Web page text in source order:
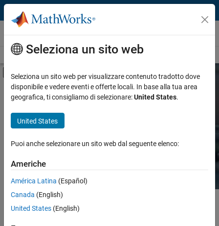
Vai al contenuto
Hardware Support
Overview Search Hardware Support Request Hardware Support
Attiva/disattiva menu di navigazione
Product
Product Family and Category
Protocol or Standard
Search Hardware
MATLAB and Simulink.
Seleziona un sito web
Seleziona un sito web per visualizzare contenuto tradotto dove
disponibile e vedere eventi e offerte locali. In base alla tua area
geografica, ti consigliamo di selezionare:United States.
United States
Puoi anche selezionare un sito web dal seguente elenco:
Americhe
América Latina (Español)
Canada (English)
United States (English)